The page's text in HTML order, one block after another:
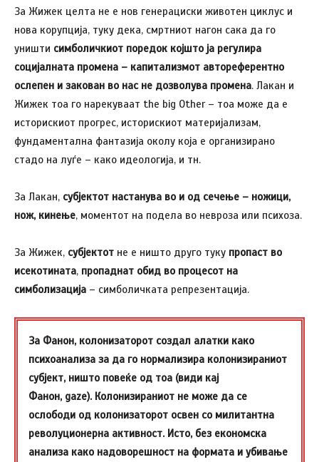
За Жижек целта не е нов генерациски животен циклус и
нова корупција, туку дека, смртниот нагон сака да го
уништи симболичкиот поредок којшто ја регулира
социјалната промена – капитализмот автореферентно
ослепен и закован во нас не дозволува промена. Лакан и
Жижек тоа го нарекуваат the big Other – тоа може да е
историскиот прогрес, историскиот материјализам,
фундаментална фантазија околу која е организирано
стадо на луѓе – како идеологија, и тн.
За Лакан, субјектот настанува во и од сечење – ножици,
нож, кинење, моментот на подела во невроза или психоза.
За Жижек, субјектот не е ништо друго туку пропаст во
исекотината, пропаднат обид во процесот на
симболизација – симболичката репрезентација.
За Фанон, колонизаторот создал алатки како
психоанализа за да го нормализира колонизираниот
субјект, ништо повеќе од тоа (види кај
Фанон, gaze). Колонизираниот не може да се
ослободи од колонизаторот освен со милитантна
револуционерна активност. Исто, без економска
анализа како надоворешност на формата и убивање